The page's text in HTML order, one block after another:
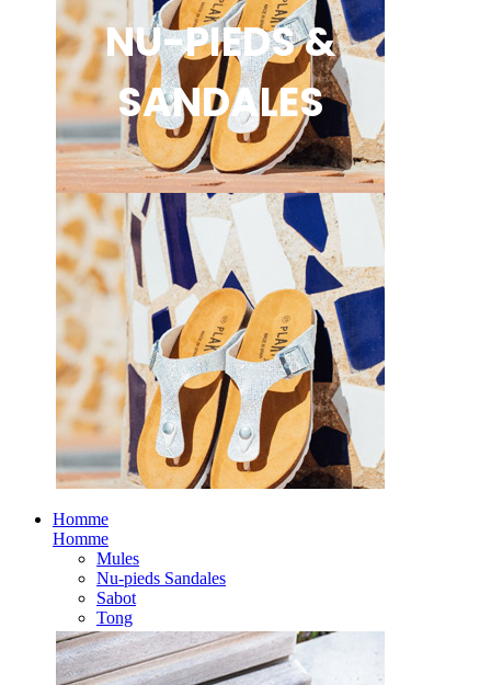
NU-PIEDS &
SANDALES
Homme
Homme
Mules
Nu-pieds Sandales
Sabot
Tong